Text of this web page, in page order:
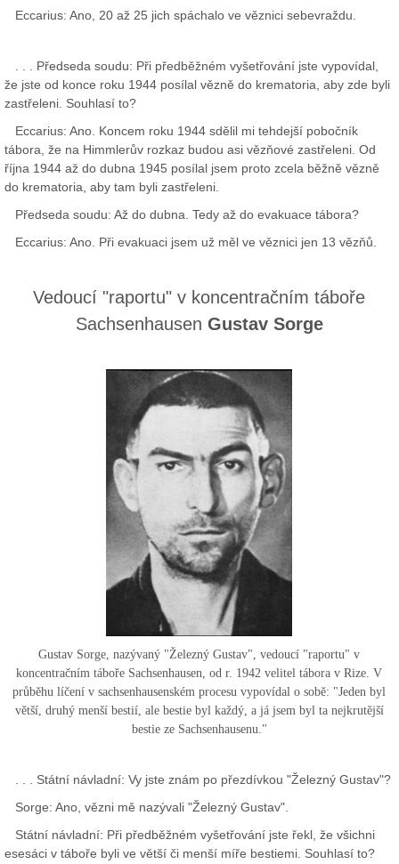
Eccarius: Ano, 20 až 25 jich spáchalo ve věznici sebevraždu.
. . . Předseda soudu: Při předběžném vyšetřování jste vypovídal,
že jste od konce roku 1944 posílal vězně do krematoria, aby zde byli
zastřeleni. Souhlasí to?
Eccarius: Ano. Koncem roku 1944 sdělil mi tehdejší pobočník
tábora, že na Himmlerův rozkaz budou asi vězňové zastřeleni. Od
října 1944 až do dubna 1945 posílal jsem proto zcela běžně vězně
do krematoria, aby tam byli zastřeleni.
Předseda soudu: Až do dubna. Tedy až do evakuace tábora?
Eccarius: Ano. Při evakuaci jsem už měl ve věznici jen 13 vězňů.
Vedoucí "raportu" v koncentračním táboře
Sachsenhausen Gustav Sorge
Gustav Sorge, nazývaný "Železný Gustav", vedoucí "raportu" v
koncentračním táboře Sachsenhausen, od r. 1942 velitel tábora v Rize. V
průběhu líčení v sachsenhausenském procesu vypovídal o sobě: "Jeden byl
větší, druhý menší bestií, ale bestie byl každý, a já jsem byl ta nejkrutější
bestie ze Sachsenhausenu."
. . . Státní návladní: Vy jste znám po přezdívkou "Železný Gustav"?
Sorge: Ano, vězni mě nazývali "Železný Gustav".
Státní návladní: Při předběžném vyšetřování jste řekl, že všichni
esesáci v táboře byli ve větší či menší míře bestiemi. Souhlasí to?